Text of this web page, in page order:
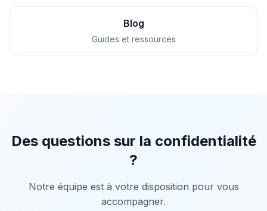
Blog
Guides et ressources
Des questions sur la confidentialité
?
Notre équipe est à votre disposition pour vous
accompagner.